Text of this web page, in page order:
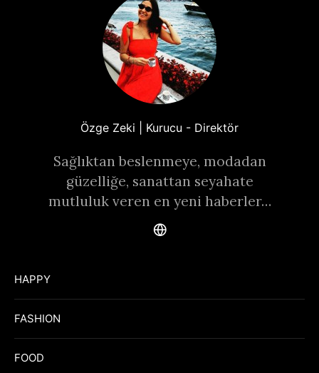
Özge Zeki | Kurucu - Direktör
Sağlıktan beslenmeye, modadan
güzelliğe, sanattan seyahate
mutluluk veren en yeni haberler…
HAPPY
FASHION
FOOD